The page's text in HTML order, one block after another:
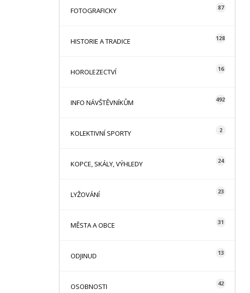
FOTOGRAFICKY 87
HISTORIE A TRADICE 128
HOROLEZECTVÍ 16
INFO NÁVŠTĚVNÍKŮM 492
KOLEKTIVNÍ SPORTY 2
KOPCE, SKÁLY, VÝHLEDY 24
LYŽOVÁNÍ 23
MĚSTA A OBCE 31
ODJINUD 13
OSOBNOSTI 42